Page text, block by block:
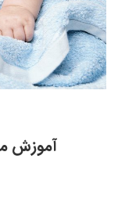
آموزش